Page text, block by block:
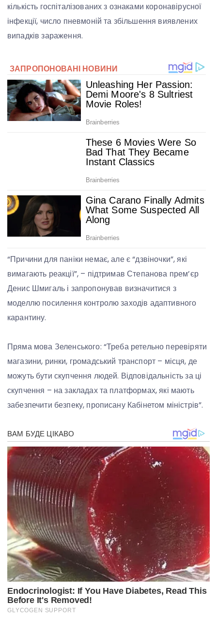
кількість госпіталізованих з ознаками коронавірусної
інфекції, число пневмоній та збільшення виявлених
випадків зараження.
“Причини для паніки немає, але є “дзвіночки”, які
вимагають реакції”, – підтримав Степанова прем’єр
Денис Шмигаль і запропонував визначитися з
моделлю посилення контролю заходів адаптивного
карантину.
Пряма мова Зеленського: “Треба ретельно перевіряти
магазини, ринки, громадський транспорт – місця, де
можуть бути скупчення людей. Відповідальність за ці
скупчення – на закладах та платформах, які мають
забезпечити безпеку, прописану Кабінетом міністрів”.